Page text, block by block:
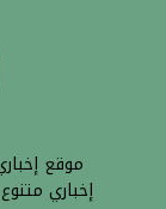
إخباري